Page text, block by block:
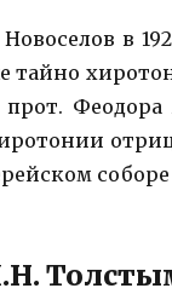
в
тайно
соборе